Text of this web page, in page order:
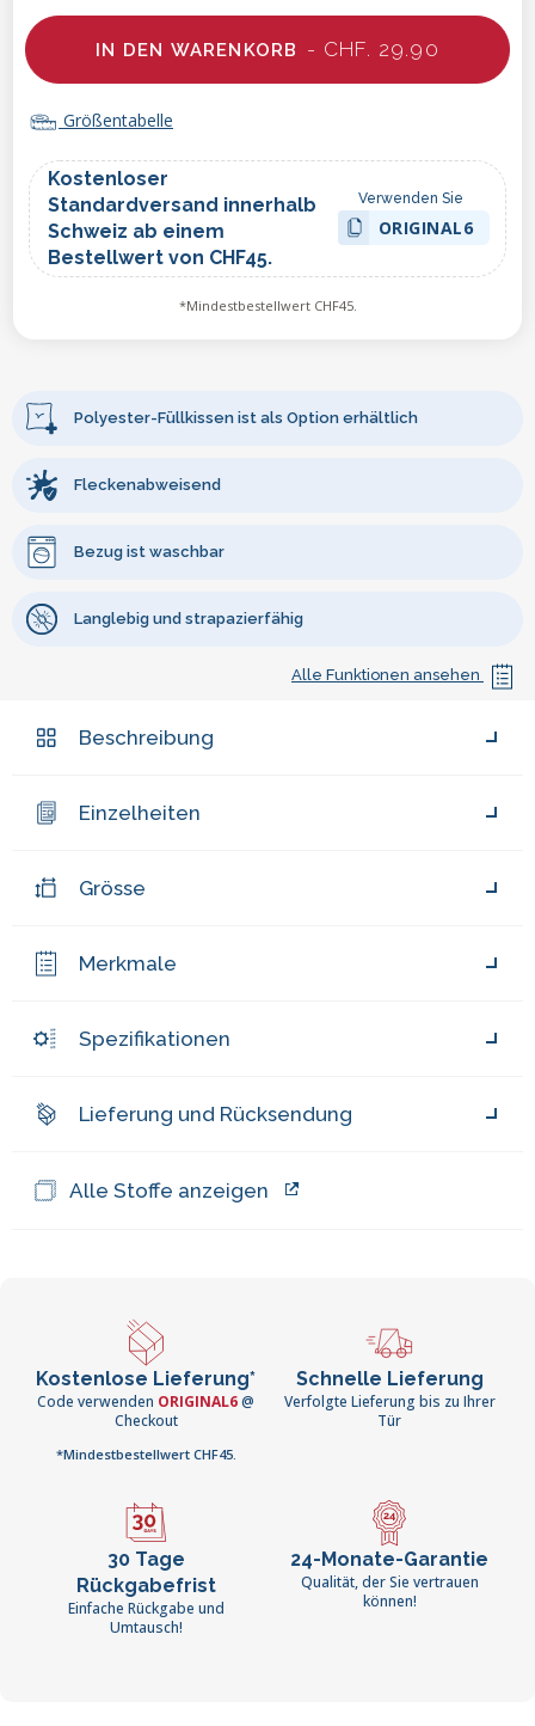
IN DEN WARENKORB - CHF. 29.90
Größentabelle
Kostenloser
Standardversand innerhalb
Schweiz ab einem
Bestellwert von CHF45.
Verwenden Sie
ORIGINAL6
*Mindestbestellwert CHF45.
Polyester-Füllkissen ist als Option erhältlich
Fleckenabweisend
Bezug ist waschbar
Langlebig und strapazierfähig
Alle Funktionen ansehen
Beschreibung
Einzelheiten
Grösse
Merkmale
Spezifikationen
Lieferung und Rücksendung
Alle Stoffe anzeigen
Kostenlose Lieferung*
Code verwenden ORIGINAL6@
Checkout
*Mindestbestellwert CHF45.
Schnelle Lieferung
Verfolgte Lieferung bis zu Ihrer
Tür
30 Tage
Rückgabefrist
Einfache Rückgabe und
Umtausch!
24-Monate-Garantie
Qualität, der Sie vertrauen
können!